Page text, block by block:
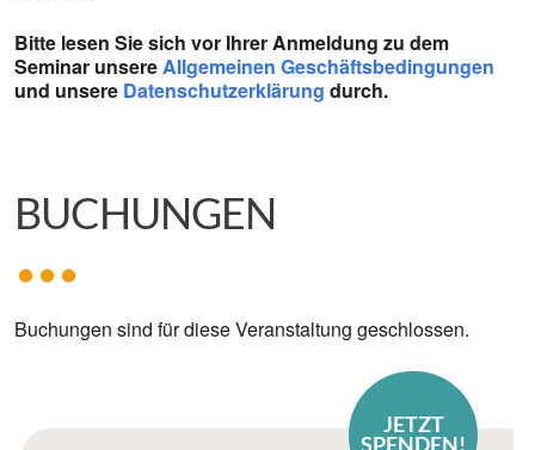
Bitte lesen Sie sich vor Ihrer Anmeldung zu dem
Seminar unsere Allgemeinen Geschäftsbedingungen
und unsere Datenschutzerklärung durch.
BUCHUNGEN
Buchungen sind für diese Veranstaltung geschlossen.
JETZT
SPENDEN!